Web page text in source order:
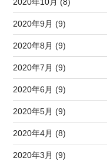
2020年10月 (8)
2020年9月 (9)
2020年8月 (9)
2020年7月 (9)
2020年6月 (9)
2020年5月 (9)
2020年4月 (8)
2020年3月 (9)